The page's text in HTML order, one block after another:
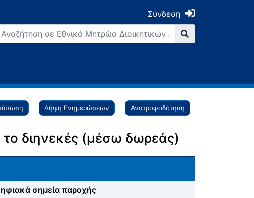
Σύνδεση
Λήψη Ενημερώσεων Ανατροφοδότηση
το διηνεκές (μέσω δωρεάς)
σημεία παροχής